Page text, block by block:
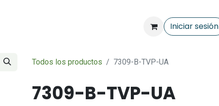
Iniciar sesión
Todos los productos 7309-B-TVP-UA
7309-B-TVP-UA